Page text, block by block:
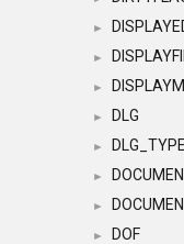
►
►
►
► DLG
► DLG_TYPE
►
►
► DOF